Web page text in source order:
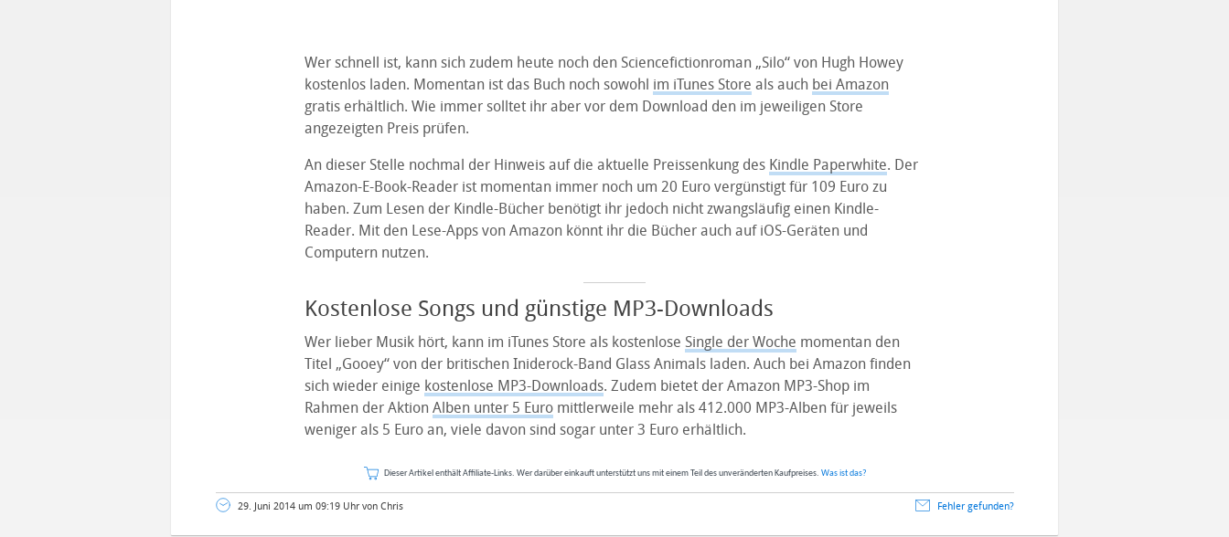
Wer schnell ist, kann sich zudem heute noch den Sciencefictionroman „Silo“ von Hugh Howey
kostenlos laden. Momentan ist das Buch noch sowohl im iTunes Store als auch bei Amazon
gratis erhältlich. Wie immer solltet ihr aber vor dem Download den im jeweiligen Store
angezeigten Preis prüfen.
An dieser Stelle nochmal der Hinweis auf die aktuelle Preissenkung des Kindle Paperwhite. Der
Amazon-E-Book-Reader ist momentan immer noch um 20 Euro vergünstigt für 109 Euro zu
haben. Zum Lesen der Kindle-Bücher benötigt ihr jedoch nicht zwangsläufig einen Kindle-
Reader. Mit den Lese-Apps von Amazon könnt ihr die Bücher auch auf iOS-Geräten und
Computern nutzen.
Kostenlose Songs und günstige MP3-Downloads
Wer lieber Musik hört, kann im iTunes Store als kostenlose Single der Woche momentan den
Titel „Gooey“ von der britischen Iniderock-Band Glass Animals laden. Auch bei Amazon finden
sich wieder einige kostenlose MP3-Downloads. Zudem bietet der Amazon MP3-Shop im
Rahmen der Aktion Alben unter 5 Euromittlerweile mehr als 412.000 MP3-Alben für jeweils
weniger als 5 Euro an, viele davon sind sogar unter 3 Euro erhältlich.
Dieser Artikel enthält Affiliate-Links. Wer darüber einkauft unterstützt uns mit einem Teil des unveränderten Kaufpreises. Was ist das?
29. Juni 2014 um 09:19 Uhr von Chris Fehler gefunden?